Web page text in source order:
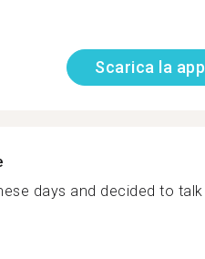
Scarica la app
days and decided to talk